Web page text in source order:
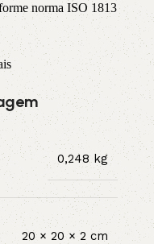
norma ISO 1813
0,248 kg
20 × 20 × 2 cm